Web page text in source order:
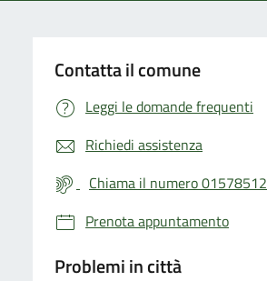
Contatta il comune
Leggi le domande frequenti
Richiedi assistenza
Chiama il numero 01578512
Prenota appuntamento
Problemi in città